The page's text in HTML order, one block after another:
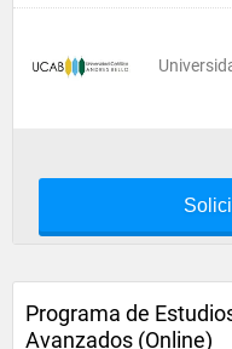
Programa de
Avanzados (Online)